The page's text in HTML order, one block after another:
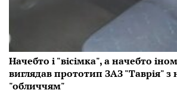
Начебто і "вісімка", а начебто
виглядав прототип ЗАЗ "Таврія"
"обличчям"